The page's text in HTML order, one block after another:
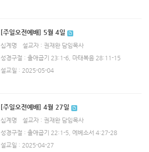
[주일오전예배] 5월 4일
십계명
설교자 : 권재완 담임목사
성경구절 : 출애굽기 23:1-6, 마태복음 28:11-15
설교일 : 2025-05-04
[주일오전예배] 4월 27일
십계명
설교자 : 권재완 담임목사
성경구절 : 출애굽기 22:1-5, 에베소서 4:27-28
설교일 : 2025-04-27